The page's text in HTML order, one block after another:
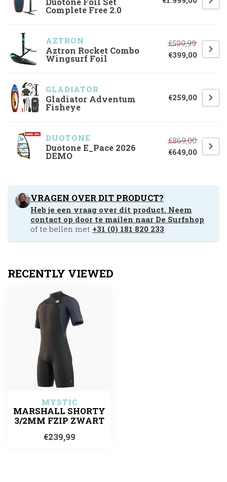
Complete Free 2.0
AZTRON
Aztron Rocket Combo
Wingsurf Foil
€599,99
€399,00
GLADIATOR
Gladiator Adventum
Fisheye
€259,00
DUOTONE
Duotone E_Pace 2026
DEMO
€869,00
€649,00
VRAGEN OVER DIT PRODUCT?
Heb je een vraag over dit product. Neem
contact op door te mailen naar De Surfshop
of te bellen met +31 (0) 181 820 233
RECENTLY VIEWED
MYSTIC
MARSHALL SHORTY
3/2MM FZIP ZWART
€239,99